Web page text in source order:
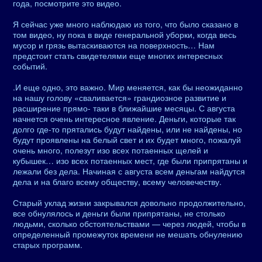
года, посмотрите это видео.
Я сейчас уже много наблюдаю из того, что было сказано в
том видео, ну пока в виде генеральной уборки, когда весь
мусор и грязь вытаскиваются на поверхность… Нам
предстоит стать свидетелями еще многих интересных
событий.
.И еще одно, это важно. Мир меняется, как бы неожиданно
на нашу голову «сваливается» грандиозное развитие и
расширение прямо- таки в ближайшие месяцы. С августа
начнется очень интересное явление. Деньги, которые так
долго где-то прятались будут найдены, или не найдены, но
будут проявлены на белый свет и их будет много, пожалуй
очень много, полезут изо всех потаенных щелей и
кубышек… изо всех потаенных мест, где были припрятаны и
лежали без дела. Начиная с августа всем деньгам найдутся
дела и на благо всему обществу, всему человечеству.
Старый уклад жизни закрывался довольно продолжительно,
все обнулялось и деньги были припрятаны, не столько
людьми, сколько обстоятельствами — через людей, чтобы в
определенный промежуток времени не мешать обнулению
старых программ.